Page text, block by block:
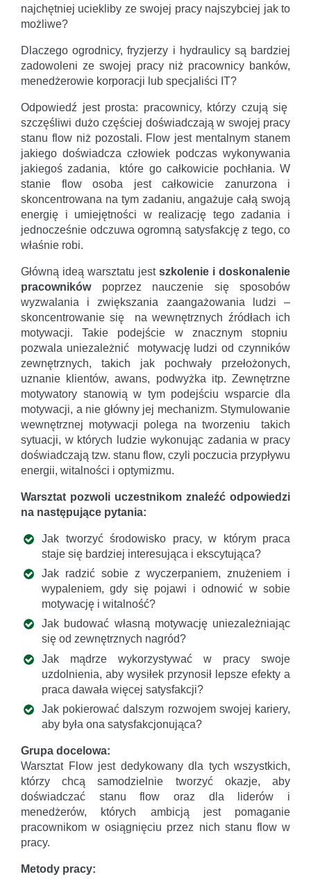
najchętniej uciekliby ze swojej pracy najszybciej jak to
możliwe?
Dlaczego ogrodnicy, fryzjerzy i hydraulicy są bardziej
zadowoleni ze swojej pracy niż pracownicy banków,
menedżerowie korporacji lub specjaliści IT?
Odpowiedź jest prosta: pracownicy, którzy czują się
szczęśliwi dużo częściej doświadczają w swojej pracy
stanu flow niż pozostali. Flow jest mentalnym stanem
jakiego doświadcza człowiek podczas wykonywania
jakiegoś zadania, które go całkowicie pochłania. W
stanie flow osoba jest całkowicie zanurzona i
skoncentrowana na tym zadaniu, angażuje całą swoją
energię i umiejętności w realizację tego zadania i
jednocześnie odczuwa ogromną satysfakcję z tego, co
właśnie robi.
Główną ideą warsztatu jest szkolenie i doskonalenie
pracownikówpoprzez nauczenie się sposobów
wyzwalania i zwiększania zaangażowania ludzi –
skoncentrowanie się na wewnętrznych źródłach ich
motywacji. Takie podejście w znacznym stopniu
pozwala uniezależnić motywację ludzi od czynników
zewnętrznych, takich jak pochwały przełożonych,
uznanie klientów, awans, podwyżka itp. Zewnętrzne
motywatory stanowią w tym podejściu wsparcie dla
motywacji, a nie główny jej mechanizm. Stymulowanie
wewnętrznej motywacji polega na tworzeniu takich
sytuacji, w których ludzie wykonując zadania w pracy
doświadczają tzw. stanu flow, czyli poczucia przypływu
energii, witalności i optymizmu.
Warsztat pozwoli uczestnikom znaleźć odpowiedzi
na następujące pytania:
Jak tworzyć środowisko pracy, w którym praca
staje się bardziej interesująca i ekscytująca?
Jak radzić sobie z wyczerpaniem, znużeniem i
wypaleniem, gdy się pojawi i odnowić w sobie
motywację i witalność?
Jak budować własną motywację uniezależniając
się od zewnętrznych nagród?
Jak mądrze wykorzystywać w pracy swoje
uzdolnienia, aby wysiłek przynosił lepsze efekty a
praca dawała więcej satysfakcji?
Jak pokierować dalszym rozwojem swojej kariery,
aby była ona satysfakcjonująca?
Grupa docelowa:
Warsztat Flow jest dedykowany dla tych wszystkich,
którzy chcą samodzielnie tworzyć okazje, aby
doświadczać stanu flow oraz dla liderów i
menedżerów, których ambicją jest pomaganie
pracownikom w osiągnięciu przez nich stanu flow w
pracy.
Metody pracy: